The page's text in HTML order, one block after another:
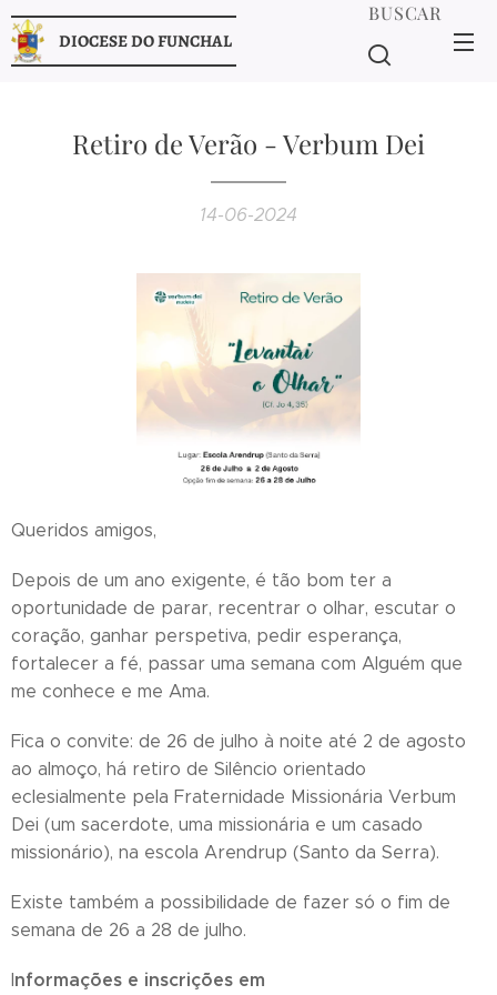
DIOCESE DO FUNCHAL
BUSCAR
Retiro de Verão - Verbum Dei
14-06-2024
Queridos amigos,
Depois de um ano exigente, é tão bom ter a
oportunidade de parar, recentrar o olhar, escutar o
coração, ganhar perspetiva, pedir esperança,
fortalecer a fé, passar uma semana com Alguém que
me conhece e me Ama.
Fica o convite: de 26 de julho à noite até 2 de agosto
ao almoço, há retiro de Silêncio orientado
eclesialmente pela Fraternidade Missionária Verbum
Dei (um sacerdote, uma missionária e um casado
missionário), na escola Arendrup (Santo da Serra).
Existe também a possibilidade de fazer só o fim de
semana de 26 a 28 de julho.
Informações e inscrições em